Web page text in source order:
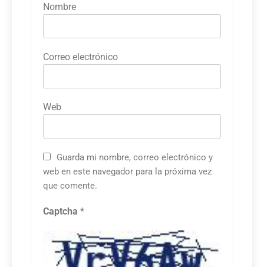
Nombre
Correo electrónico
Web
Guarda mi nombre, correo electrónico y
web en este navegador para la próxima vez
que comente.
Captcha *